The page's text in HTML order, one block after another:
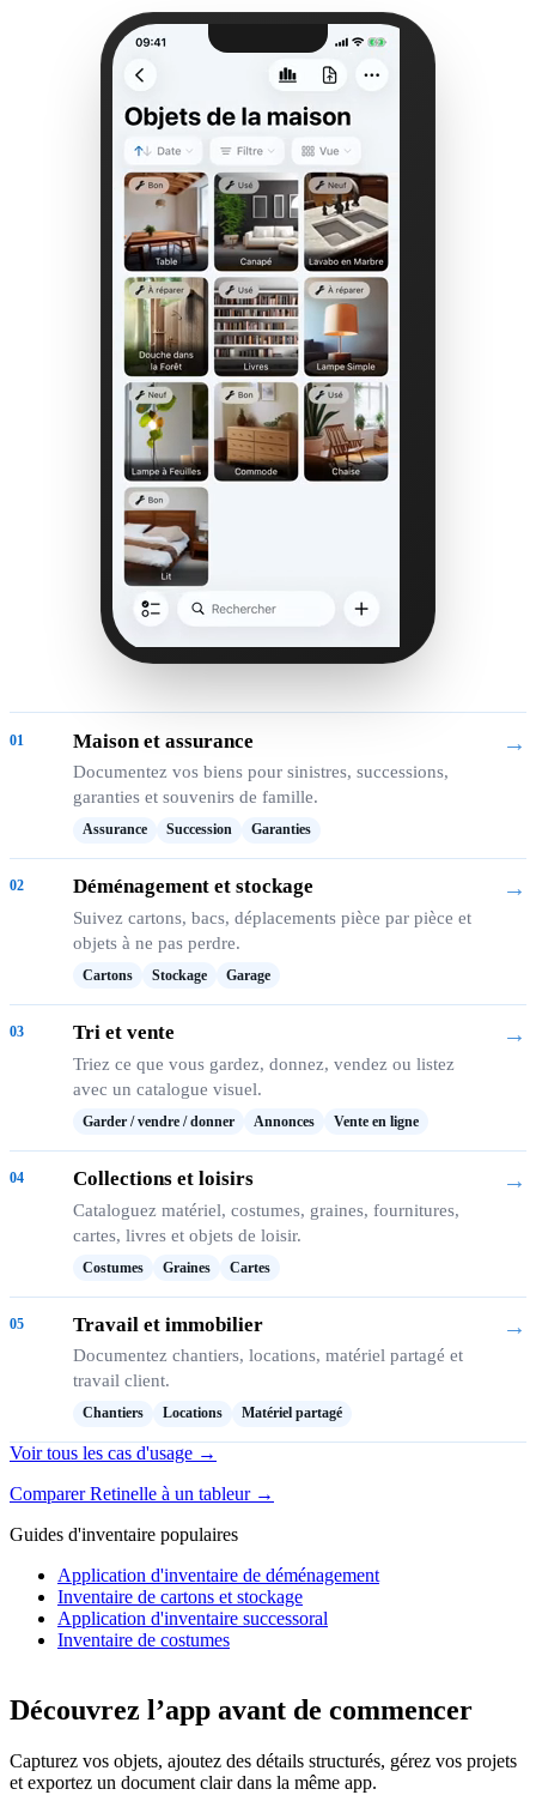
01 Maison et assurance
Documentez vos biens pour sinistres, successions,
garanties et souvenirs de famille.
Assurance Succession Garanties
→
02 Déménagement et stockage
Suivez cartons, bacs, déplacements pièce par pièce et
objets à ne pas perdre.
Cartons Stockage Garage
→
03 Tri et vente
Triez ce que vous gardez, donnez, vendez ou listez
avec un catalogue visuel.
Garder / vendre / donner Annonces Vente en ligne
→
04 Collections et loisirs
Cataloguez matériel, costumes, graines, fournitures,
cartes, livres et objets de loisir.
Costumes Graines Cartes
→
05 Travail et immobilier
Documentez chantiers, locations, matériel partagé et
travail client.
Chantiers Locations Matériel partagé
→
Voir tous les cas d'usage →
Comparer Retinelle à un tableur →
Guides d'inventaire populaires
Application d'inventaire de déménagement
Inventaire de cartons et stockage
Application d'inventaire successoral
Inventaire de costumes
Découvrez l’app avant de commencer
Capturez vos objets, ajoutez des détails structurés, gérez vos projets
et exportez un document clair dans la même app.